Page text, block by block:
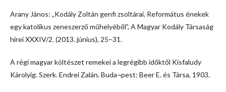
Arany János: „Kodály Zoltán genfi zsoltárai. Református énekek
egy katolikus zeneszerző műhelyéből”, A Magyar Kodály Társaság
hírei XXXIV/2. (2013. június), 25–31.
A régi magyar költészet remekei a legrégibb időktől Kisfaludy
Károlyig. Szerk. Endrei Zalán. Buda¬pest: Beer E. és Társa, 1903.